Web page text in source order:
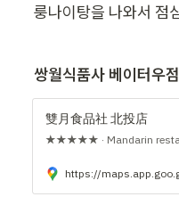
룽나이탕을 나와서 점
쌍월식품사 베이터우점
雙月食品社 北投店
★★★★★ · Mandarin
https://